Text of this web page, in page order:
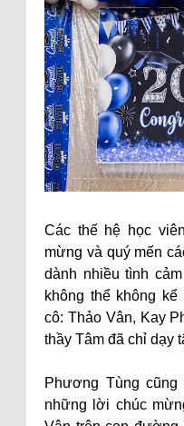
Các thế hệ học
mừng và quý mến
dành nhiều tình
không thể không
cô: Thảo Vân, Kay
thầy Tâm đã chỉ dạy
Phương Tùng
những lời chúc